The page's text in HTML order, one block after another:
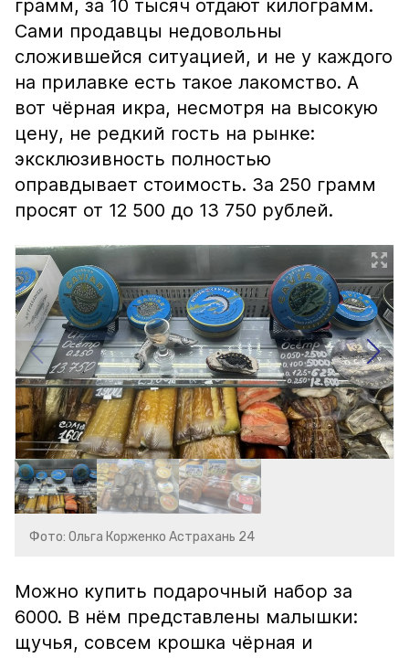
грамм, за 10 тысяч отдают килограмм.
Сами продавцы недовольны
сложившейся ситуацией, и не у каждого
на прилавке есть такое лакомство. А
вот чёрная икра, несмотря на высокую
цену, не редкий гость на рынке:
эксклюзивность полностью
оправдывает стоимость. За 250 грамм
просят от 12 500 до 13 750 рублей.
Фото: Ольга Корженко Астрахань 24
Можно купить подарочный набор за
6000. В нём представлены малышки:
щучья, совсем крошка чёрная и